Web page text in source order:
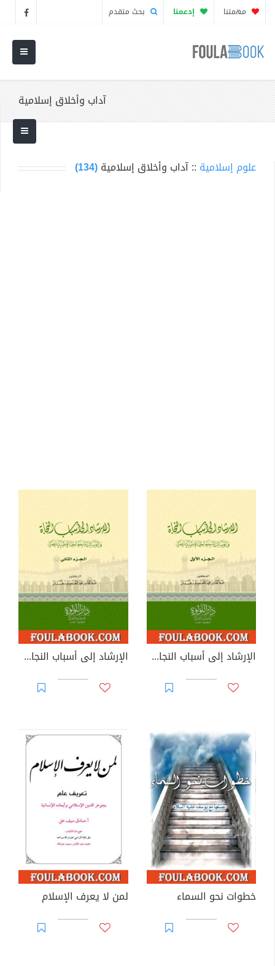
مهمتنا إدعمنا بحث متقدم
آداب وأخلاق إسلامية
علوم إسلامية :: آداب وأخلاق إسلامية(134)
الإرشاد إلى أسباب النجاة والوسائل الناجعة لحياة طيبة نافعة - الجزء الأول الإرشاد إلى أسباب النجاة والوسائل الناجعة لحياة طيبة نافعة - الجزء الثاني
خطوات نحو السماء لمن لا يعرف الإسلام